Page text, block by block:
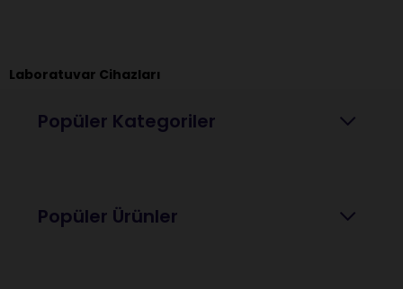
Laboratuvar Cihazları
Popüler Kategoriler
Popüler Ürünler